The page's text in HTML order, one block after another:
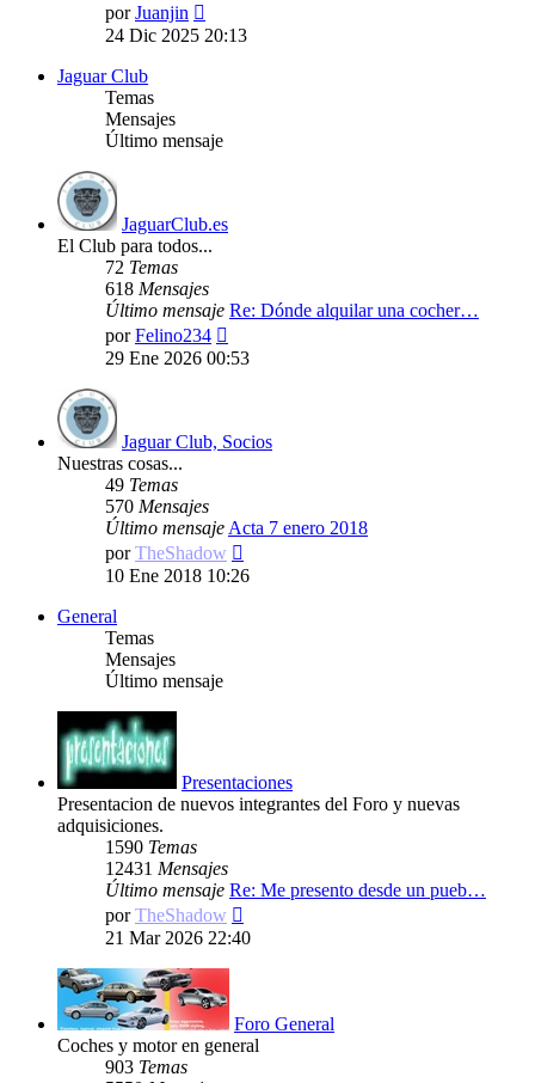
porJuanjin
último
24 Dic 2025 20:13
Jaguar Club
Temas
Mensajes
Último mensaje
JaguarClub.es
El Club para todos...
72 Temas
618 Mensajes
Último mensaje Re: Dónde alquilar una cocher…
porFelino234
último
29 Ene 2026 00:53
Jaguar Club, Socios
Nuestras cosas...
49 Temas
570 Mensajes
Último mensajeActa 7 enero 2018
porTheShadow
último
10 Ene 2018 10:26
General
Temas
Mensajes
Último mensaje
Presentaciones
Presentacion de nuevos integrantes del Foro y nuevas
adquisiciones.
1590 Temas
12431 Mensajes
Último mensaje Re: Me presento desde un pueb…
porTheShadow
último
21 Mar 2026 22:40
Foro General
Coches y motor en general
903 Temas